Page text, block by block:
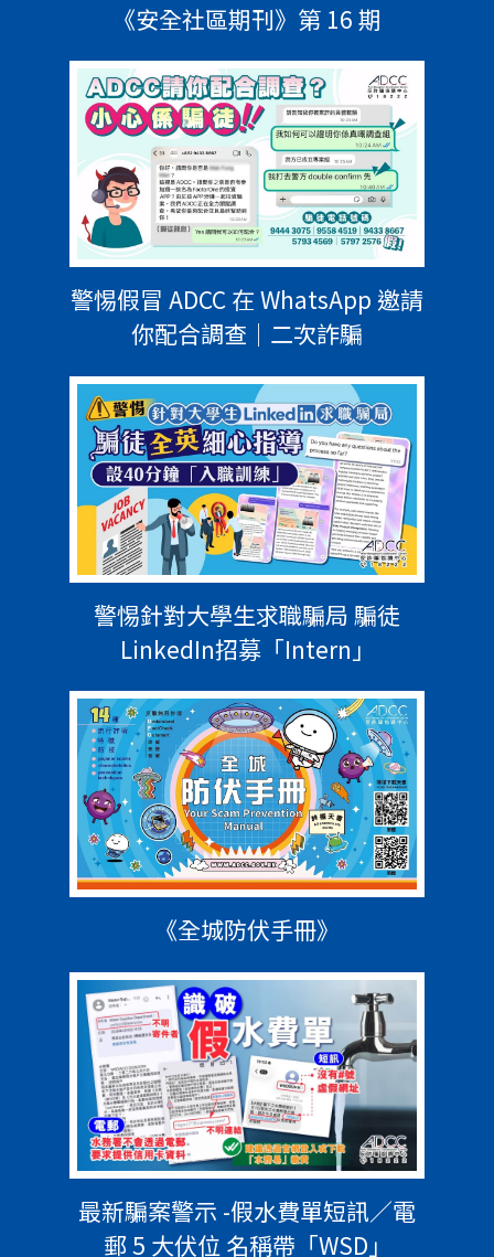
《安全社區期刊》第 16 期
警惕假冒 ADCC 在 WhatsApp 邀請
你配合調查｜二次詐騙
警惕針對大學生求職騙局 騙徒
LinkedIn招募「Intern」
《全城防伏手冊》
最新騙案警示 -假水費單短訊／電
郵 5 大伏位 名稱帶「WSD」